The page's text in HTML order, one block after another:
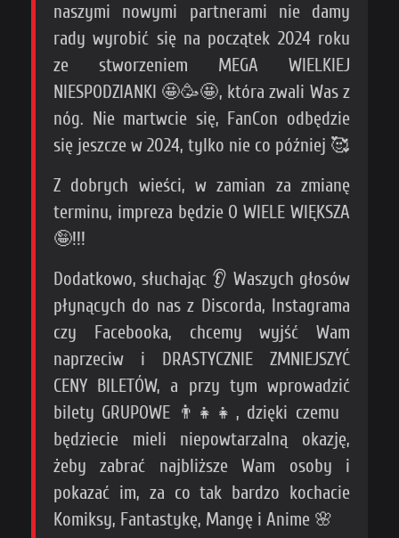
naszymi nowymi partnerami nie damy
rady wyrobić się na początek 2024 roku
ze stworzeniem MEGA WIELKIEJ
NIESPODZIANKI 🤩🥳🤩, która zwali Was z
nóg. Nie martwcie się, FanCon odbędzie
się jeszcze w 2024, tylko nie co później 🥰
Z dobrych wieści, w zamian za zmianę
terminu, impreza będzie O WIELE WIĘKSZA
🤪!!!
Dodatkowo, słuchając 👂 Waszych głosów
płynących do nas z Discorda, Instagrama
czy Facebooka, chcemy wyjść Wam
naprzeciw i DRASTYCZNIE ZMNIEJSZYĆ
CENY BILETÓW, a przy tym wprowadzić
bilety GRUPOWE 👨‍👧‍👧, dzięki czemu
będziecie mieli niepowtarzalną okazję,
żeby zabrać najbliższe Wam osoby i
pokazać im, za co tak bardzo kochacie
Komiksy, Fantastykę, Mangę i Anime 🌸